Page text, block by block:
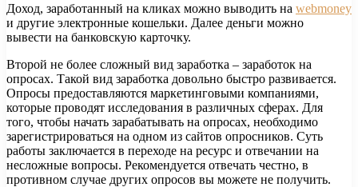
Доход, заработанный на кликах можно выводить на webmoney
и другие электронные кошельки. Далее деньги можно
вывести на банковскую карточку.
Второй не более сложный вид заработка – заработок на
опросах. Такой вид заработка довольно быстро развивается.
Опросы предоставляются маркетинговыми компаниями,
которые проводят исследования в различных сферах. Для
того, чтобы начать зарабатывать на опросах, необходимо
зарегистрироваться на одном из сайтов опросников. Суть
работы заключается в переходе на ресурс и отвечании на
несложные вопросы. Рекомендуется отвечать честно, в
противном случае других опросов вы можете не получить.